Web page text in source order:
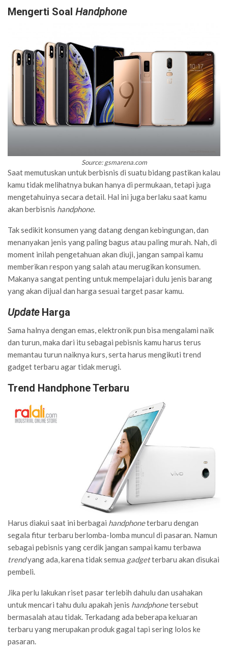
Mengerti Soal Handphone
Source: gsmarena.com
Saat memutuskan untuk berbisnis di suatu bidang pastikan kalau
kamu tidak melihatnya bukan hanya di permukaan, tetapi juga
mengetahuinya secara detail. Hal ini juga berlaku saat kamu
akan berbisnis handphone.
Tak sedikit konsumen yang datang dengan kebingungan, dan
menanyakan jenis yang paling bagus atau paling murah. Nah, di
moment inilah pengetahuan akan diuji, jangan sampai kamu
memberikan respon yang salah atau merugikan konsumen.
Makanya sangat penting untuk mempelajari dulu jenis barang
yang akan dijual dan harga sesuai target pasar kamu.
UpdateHarga
Sama halnya dengan emas, elektronik pun bisa mengalami naik
dan turun, maka dari itu sebagai pebisnis kamu harus terus
memantau turun naiknya kurs, serta harus mengikuti trend
gadget terbaru agar tidak merugi.
Trend Handphone Terbaru
Harus diakui saat ini berbagai handphoneterbaru dengan
segala fitur terbaru berlomba-lomba muncul di pasaran. Namun
sebagai pebisnis yang cerdik jangan sampai kamu terbawa
trendyang ada, karena tidak semua gadgetterbaru akan disukai
pembeli.
Jika perlu lakukan riset pasar terlebih dahulu dan usahakan
untuk mencari tahu dulu apakah jenis handphonetersebut
bermasalah atau tidak. Terkadang ada beberapa keluaran
terbaru yang merupakan produk gagal tapi sering lolos ke
pasaran.